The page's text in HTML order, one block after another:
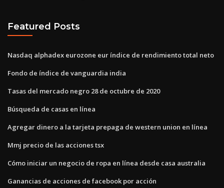
Featured Posts
Nasdaq alphadex eurozone eur índice de rendimiento total neto
Fondo de índice de vanguardia india
Tasas del mercado negro 28 de octubre de 2020
Búsqueda de casas en línea
Agregar dinero a la tarjeta prepaga de western union en línea
Mmj precio de las acciones tsx
Cómo iniciar un negocio de ropa en línea desde casa australia
Ganancias de acciones de facebook por acción